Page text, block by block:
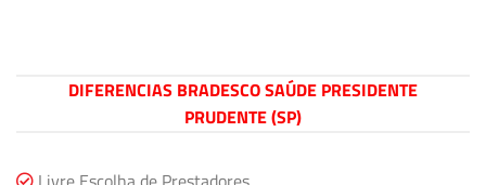
DIFERENCIAS BRADESCO SAÚDE PRESIDENTE
PRUDENTE (SP)